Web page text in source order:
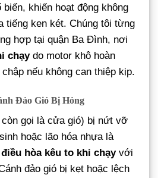
biến, khiến hoạt động không
tiếng ken két. Chúng tôi từng
hợp tại quận Ba Đình, nơi
chạydo motor khô hoàn
nếu không can thiệp kịp.
Đảo Gió Bị Hỏng
gọi là cửa gió) bị nứt vỡ
hoặc lão hóa nhựa là
điều hòa kêu to khi chạyvới
đảo gió bị kẹt hoặc lệch